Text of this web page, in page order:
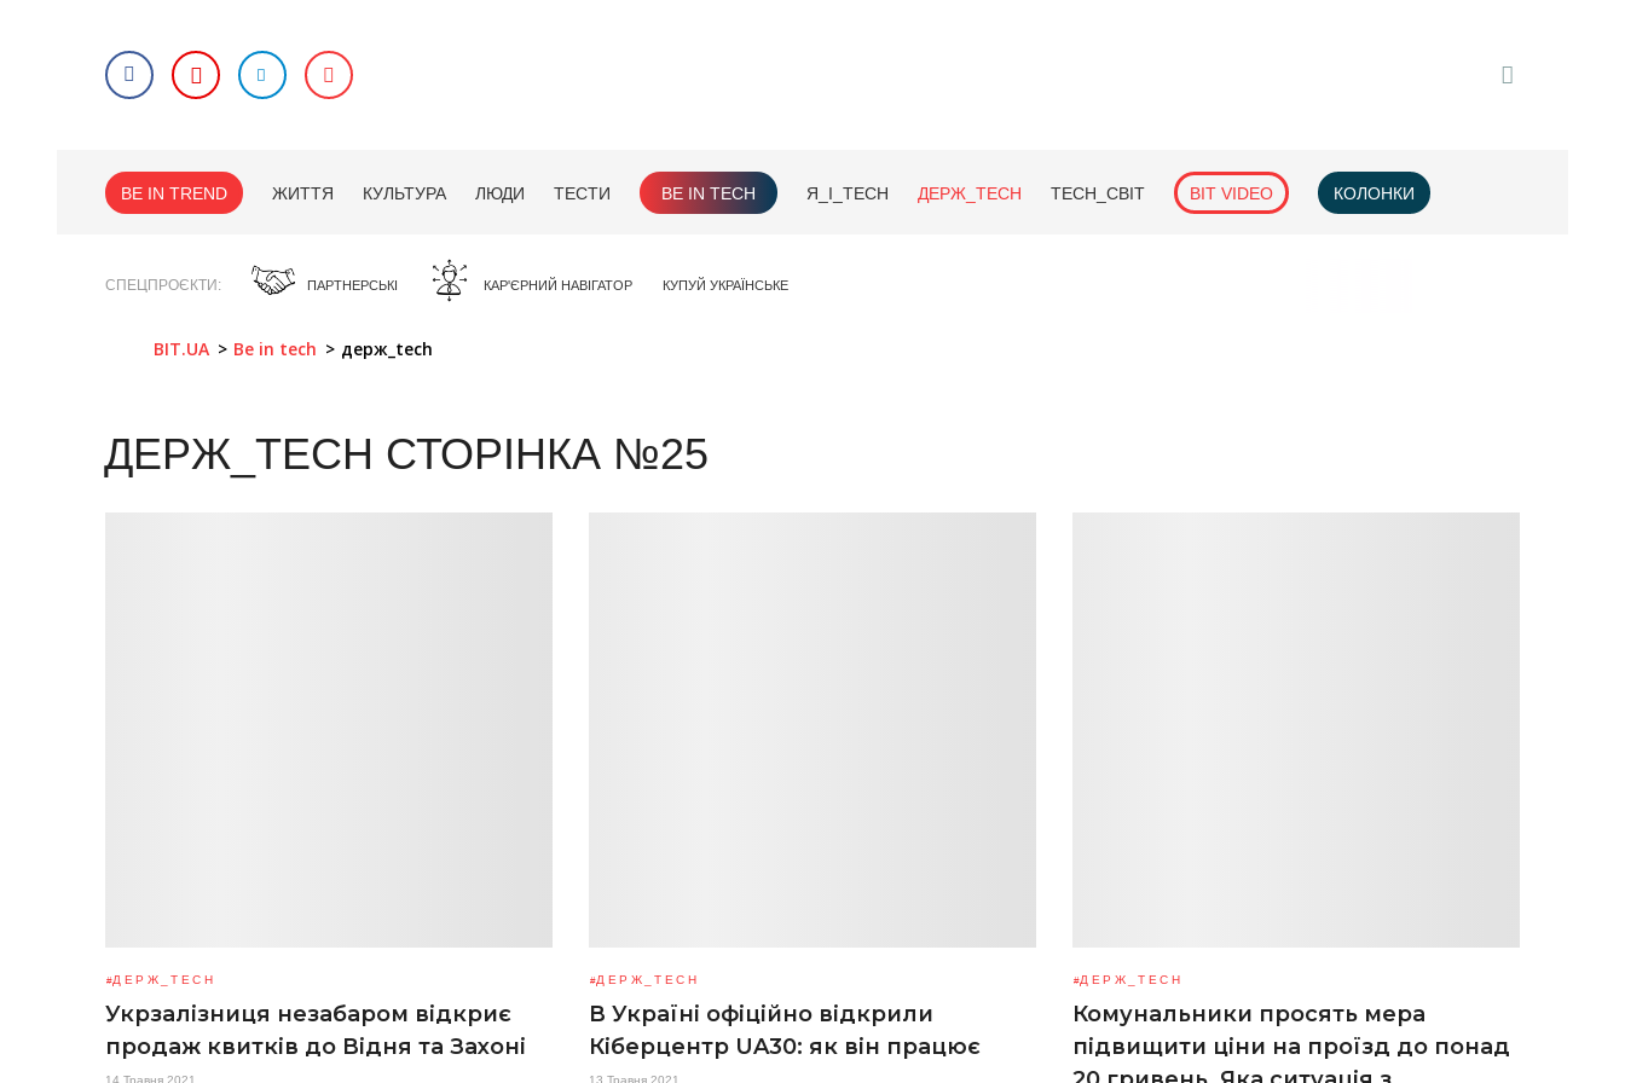
BE IN TREND ЖИТТЯ КУЛЬТУРА ЛЮДИ ТЕСТИ BE IN TECH Я_І_TECH ДЕРЖ_TECH TECH_СВІТ BIT VIDEO КОЛОНКИ
СПЕЦПРОЄКТИ ПАРТНЕРСЬКІ КАР'ЄРНИЙ НАВІГАТОР КУПУЙ УКРАЇНСЬКЕ
BIT.UA Be in tech держ_tech
ДЕРЖ_TECH СТОРІНКА №25
ДЕРЖ_TECH
Укрзалізниця незабаром відкриє
продаж квитків до Відня та Захоні
14 Травня 2021
ДЕРЖ_TECH
В Україні офіційно відкрили
Кіберцентр UA30: як він працює
13 Травня 2021
ДЕРЖ_TECH
Комунальники просять мера
підвищити ціни на проїзд до понад